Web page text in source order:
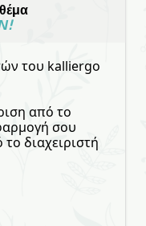
του kalliergo
από το
σου
διαχειριστή